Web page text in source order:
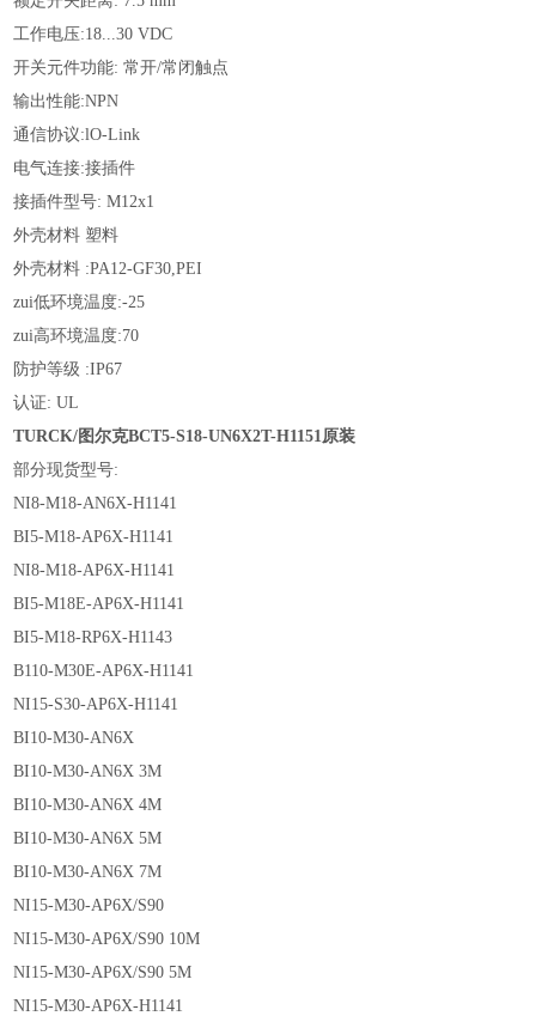
工作电压:18...30 VDC
开关元件功能: 常开/常闭触点
输出性能:NPN
通信协议:lO-Link
电气连接:接插件
接插件型号: M12x1
外壳材料 塑料
外壳材料 :PA12-GF30,PEI
zui低环境温度:-25
zui高环境温度:70
防护等级 :IP67
认证: UL
TURCK/图尔克BCT5-S18-UN6X2T-H1151原装
部分现货型号:
NI8-M18-AN6X-H1141
BI5-M18-AP6X-H1141
NI8-M18-AP6X-H1141
BI5-M18E-AP6X-H1141
BI5-M18-RP6X-H1143
B110-M30E-AP6X-H1141
NI15-S30-AP6X-H1141
BI10-M30-AN6X
BI10-M30-AN6X 3M
BI10-M30-AN6X 4M
BI10-M30-AN6X 5M
BI10-M30-AN6X 7M
NI15-M30-AP6X/S90
NI15-M30-AP6X/S90 10M
NI15-M30-AP6X/S90 5M
NI15-M30-AP6X-H1141